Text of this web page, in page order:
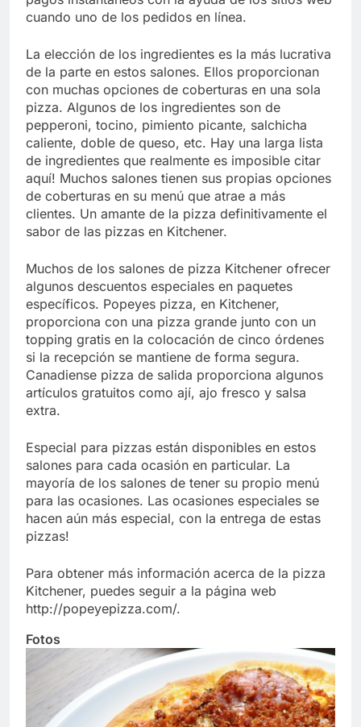
cuando uno de los pedidos en línea.
La elección de los ingredientes es la más lucrativa
de la parte en estos salones. Ellos proporcionan
con muchas opciones de coberturas en una sola
pizza. Algunos de los ingredientes son de
pepperoni, tocino, pimiento picante, salchicha
caliente, doble de queso, etc. Hay una larga lista
de ingredientes que realmente es imposible citar
aquí! Muchos salones tienen sus propias opciones
de coberturas en su menú que atrae a más
clientes. Un amante de la pizza definitivamente el
sabor de las pizzas en Kitchener.
Muchos de los salones de pizza Kitchener ofrecer
algunos descuentos especiales en paquetes
específicos. Popeyes pizza, en Kitchener,
proporciona con una pizza grande junto con un
topping gratis en la colocación de cinco órdenes
si la recepción se mantiene de forma segura.
Canadiense pizza de salida proporciona algunos
artículos gratuitos como ají, ajo fresco y salsa
extra.
Especial para pizzas están disponibles en estos
salones para cada ocasión en particular. La
mayoría de los salones de tener su propio menú
para las ocasiones. Las ocasiones especiales se
hacen aún más especial, con la entrega de estas
pizzas!
Para obtener más información acerca de la pizza
Kitchener, puedes seguir a la página web
http://popeyepizza.com/.
Fotos